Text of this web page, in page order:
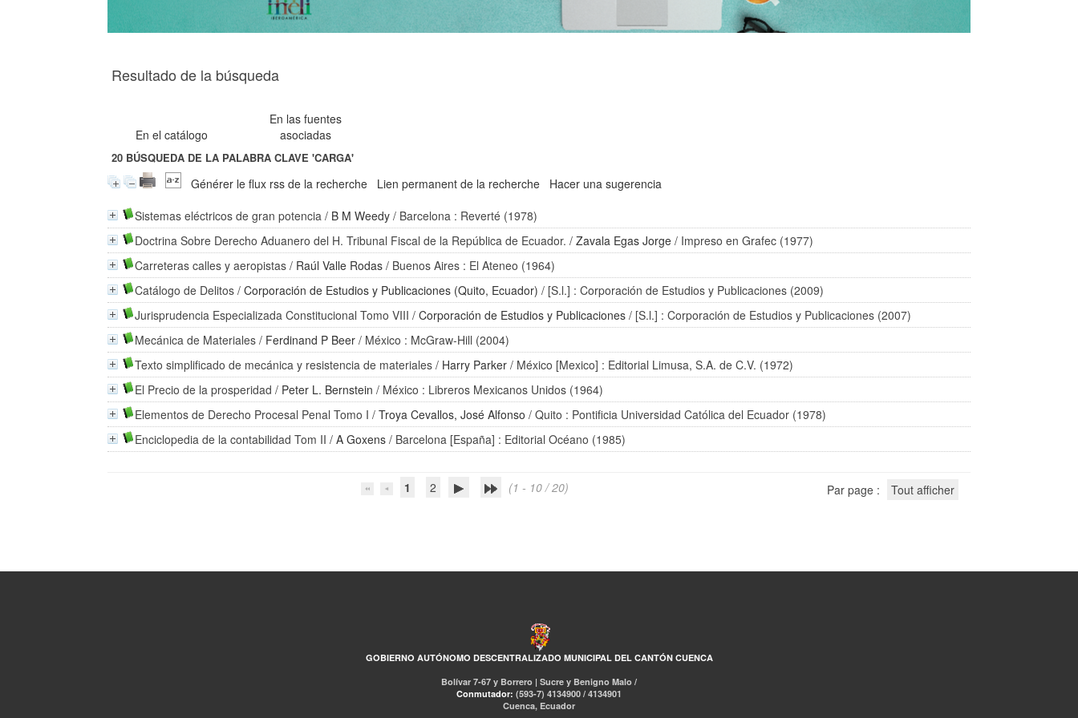
Resultado de la búsqueda
En el catálogo
En las fuentes
asociadas
20 BÚSQUEDA DE LA PALABRA CLAVE'CARGA'
Générer le flux rss de la recherche Lien permanent de la recherche
Hacer una sugerencia
Sistemas eléctricos de gran potencia / B M Weedy / Barcelona : Reverté (1978)
Doctrina Sobre Derecho Aduanero del H. Tribunal Fiscal de la República de Ecuador. /Zavala Egas Jorge / Impreso en Grafec (1977)
Carreteras calles y aeropistas / Raúl Valle Rodas / Buenos Aires : El Ateneo (1964)
Catálogo de Delitos /Corporación de Estudios y Publicaciones (Quito, Ecuador) / [S.l.] : Corporación de Estudios y Publicaciones (2009)
Jurisprudencia Especializada Constitucional Tomo VIII /Corporación de Estudios y Publicaciones / [S.l.] : Corporación de Estudios y Publicaciones (2007)
Mecánica de Materiales / Ferdinand P Beer / México : McGraw-Hill (2004)
Texto simplificado de mecánica y resistencia de materiales / Harry Parker / México [Mexico] : Editorial Limusa, S.A. de C.V. (1972)
El Precio de la prosperidad / Peter L. Bernstein / México : Libreros Mexicanos Unidos (1964)
Elementos de Derecho Procesal Penal Tomo I /Troya Cevallos, José Alfonso / Quito : Pontificia Universidad Católica del Ecuador (1978)
Enciclopedia de la contabilidad Tom II /A Goxens / Barcelona [España] : Editorial Océano (1985)
1 2 (1 - 10 / 20) Par page : Tout afficher
GOBIERNO AUTÓNOMO DESCENTRALIZADO MUNICIPAL DEL CANTÓN CUENCA
Bolívar 7-67 y Borrero | Sucre y Benigno Malo /
Conmutador: (593-7) 4134900 / 4134901
Cuenca, Ecuador